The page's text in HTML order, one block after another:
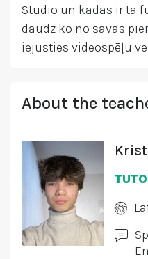
Studio un kādas ir tā
daudz ko no savas
iejusties videospēļu
About the